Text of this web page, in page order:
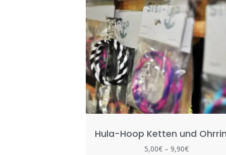
Hula-Hoop Ketten und
5,00€ – 9,90€